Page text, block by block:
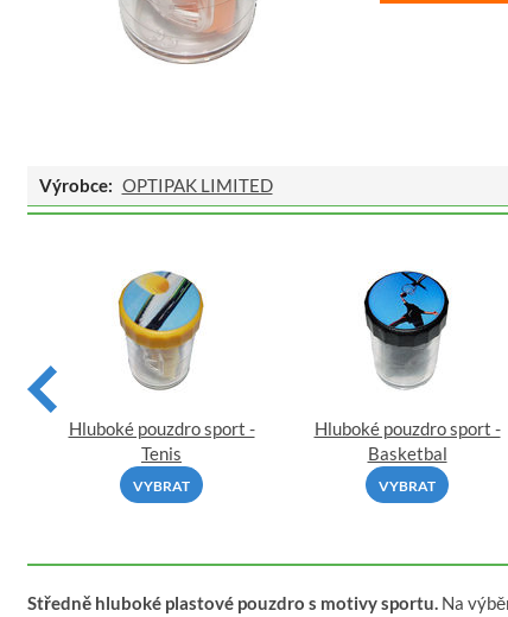
Výrobce: OPTIPAK LIMITED
Hluboké pouzdro sport -
Tenis
VYBRAT
Hluboké pouzdro sport -
Basketbal
VYBRAT
Středně hluboké plastové pouzdro s motivy sportu.Na